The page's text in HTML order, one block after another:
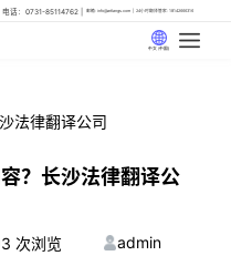
电话：0731-85114762 邮箱: info@artlangs.com 24小时翻译管家: 18142666316
中文 (中国)
法律翻译公司
？长沙法律翻译公
次浏览 admin